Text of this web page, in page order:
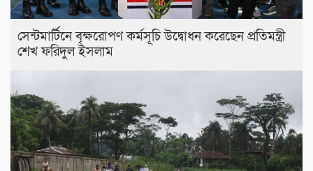
সেন্টমার্টিনে বৃক্ষরোপণ কর্মসূচি উদ্বোধন করেছেন প্রতিমন্ত্রী
শেখ ফরিদুল ইসলাম